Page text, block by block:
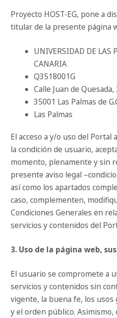
Proyecto HOST-EG, pone a
titular de la presente página
UNIVERSIDAD DE LAS
CANARIA
Q3518001G
Calle Juan de Quesada,
35001 Las Palmas de
Las Palmas
El acceso a y/o uso del
la condición de usuario,
momento, plenamente y sin
presente aviso legal
así como los apartados
caso, complementen,
Condiciones Generales en
servicios y contenidos del
3. Uso de la página web,
El usuario se compromete a
servicios y contenidos sin
vigente, la buena fe, los
y el orden público.